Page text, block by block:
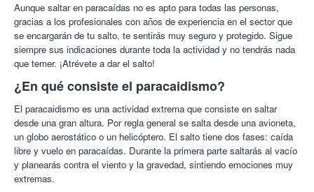
Aunque saltar en paracaídas no es apto para todas las personas,
gracias a los profesionales con años de experiencia en el sector que
se encargarán de tu salto, te sentirás muy seguro y protegido. Sigue
siempre sus indicaciones durante toda la actividad y no tendrás nada
que temer. ¡Atrévete a dar el salto!
¿En qué consiste el paracaidismo?
El paracaidismo es una actividad extrema que consiste en saltar
desde una gran altura. Por regla general se salta desde una avioneta,
un globo aerostático o un helicóptero. El salto tiene dos fases: caída
libre y vuelo en paracaídas. Durante la primera parte saltarás al vacío
y planearás contra el viento y la gravedad, sintiendo emociones muy
extremas.